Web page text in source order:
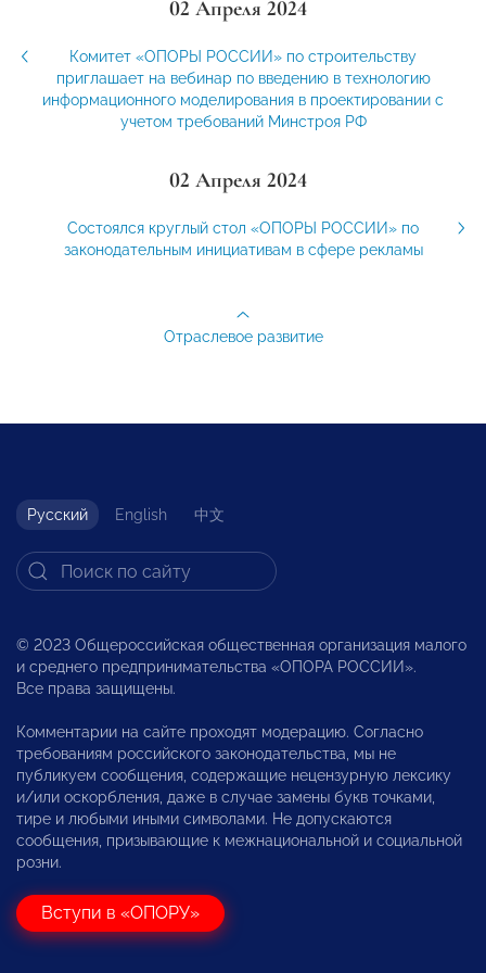
02 Апреля 2024
Комитет «ОПОРЫ РОССИИ» по строительству
приглашает на вебинар по введению в технологию
информационного моделирования в проектировании с
учетом требований Минстроя РФ
02 Апреля 2024
Состоялся круглый стол «ОПОРЫ РОССИИ» по
законодательным инициативам в сфере рекламы
Отраслевое развитие
Русский English 中文
© 2023 Общероссийская общественная организация малого
и среднего предпринимательства «ОПОРА РОССИИ».
Все права защищены.
Комментарии на сайте проходят модерацию. Согласно
требованиям российского законодательства, мы не
публикуем сообщения, содержащие нецензурную лексику
и/или оскорбления, даже в случае замены букв точками,
тире и любыми иными символами. Не допускаются
сообщения, призывающие к межнациональной и социальной
розни.
Вступи в «ОПОРУ»